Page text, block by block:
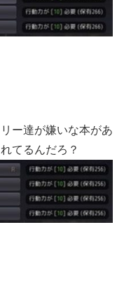
ー達が嫌いな本があ
てるんだろ？